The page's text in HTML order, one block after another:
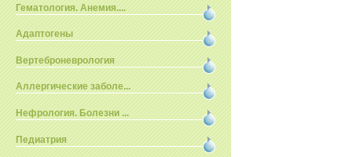
Гематология. Анемия....
Адаптогены
Вертеброневрология
Аллергические заболе...
Нефрология. Болезни ...
Педиатрия